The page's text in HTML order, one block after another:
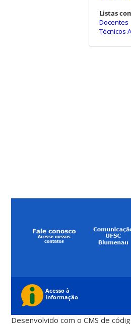
Listas
Docentes
Técnicos
Desenvolvido com o CMS de